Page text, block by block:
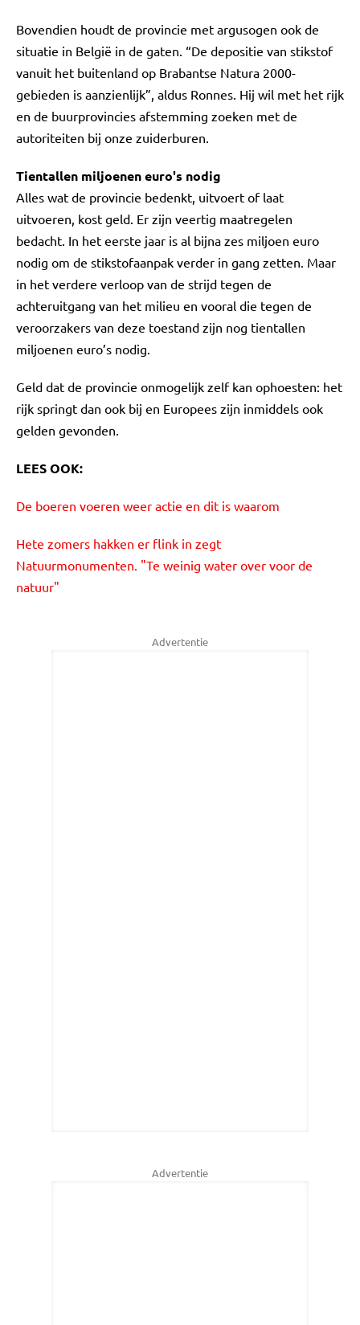
Bovendien houdt de provincie met argusogen ook de
situatie in België in de gaten. “De depositie van stikstof
vanuit het buitenland op Brabantse Natura 2000-
gebieden is aanzienlijk”, aldus Ronnes. Hij wil met het rijk
en de buurprovincies afstemming zoeken met de
autoriteiten bij onze zuiderburen.
Tientallen miljoenen euro's nodig
Alles wat de provincie bedenkt, uitvoert of laat
uitvoeren, kost geld. Er zijn veertig maatregelen
bedacht. In het eerste jaar is al bijna zes miljoen euro
nodig om de stikstofaanpak verder in gang zetten. Maar
in het verdere verloop van de strijd tegen de
achteruitgang van het milieu en vooral die tegen de
veroorzakers van deze toestand zijn nog tientallen
miljoenen euro’s nodig.
Geld dat de provincie onmogelijk zelf kan ophoesten: het
rijk springt dan ook bij en Europees zijn inmiddels ook
gelden gevonden.
LEES OOK:
De boeren voeren weer actie en dit is waarom
Hete zomers hakken er flink in zegt
Natuurmonumenten. "Te weinig water over voor de
natuur"
Advertentie
Advertentie